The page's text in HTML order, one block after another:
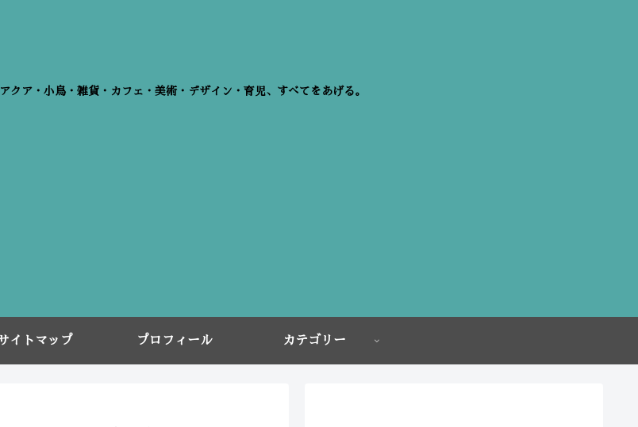
クア・小鳥・雑貨・カフェ・美術・デザイン・育児、すべてをあげる。
イトマップ プロフィール カテゴリー